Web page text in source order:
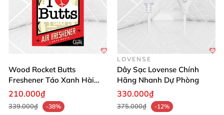
Wood Rocket Butts
Freshener Táo Xanh Hài
Hước
210.000₫
339.000₫ -38%
LOVENSE
Dây Sạc Lovense Chính
Hãng Nhanh Dự Phòng
330.000₫
375.000₫ -12%